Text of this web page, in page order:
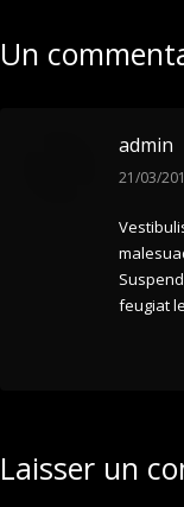
Un
admin
dit
21/03/
feugiat
Laisser un